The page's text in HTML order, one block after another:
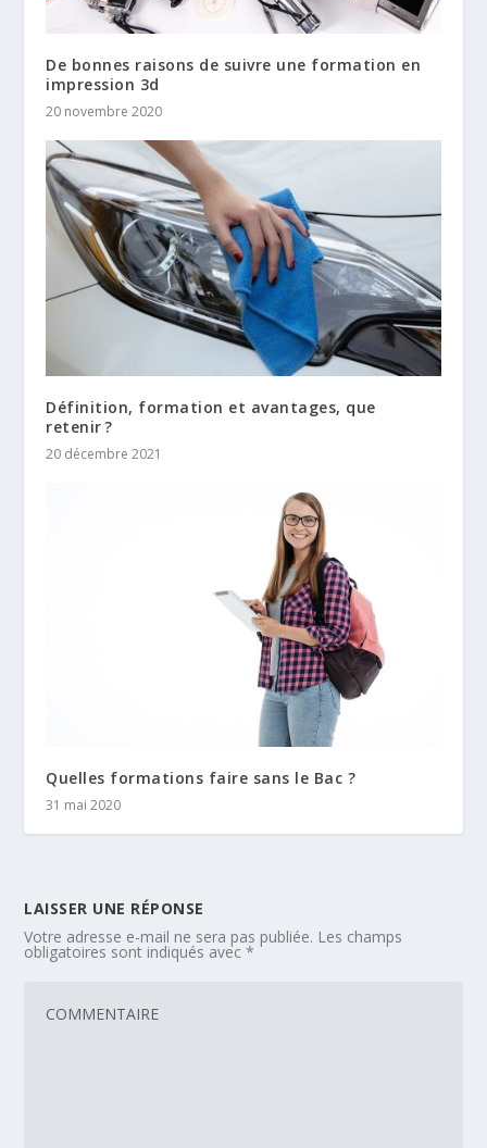
De bonnes raisons de suivre une formation en
impression 3d
20 novembre 2020
Définition, formation et avantages, que
retenir ?
20 décembre 2021
Quelles formations faire sans le Bac ?
31 mai 2020
LAISSER UNE RÉPONSE
Votre adresse e-mail ne sera pas publiée. Les champs
obligatoires sont indiqués avec*